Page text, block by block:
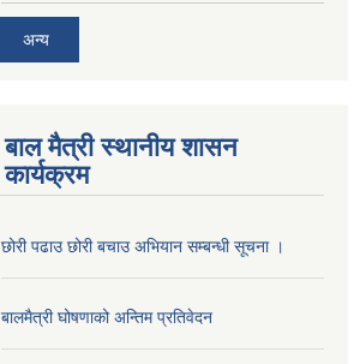
अन्य
बाल मैत्री स्थानीय शासन
कार्यक्रम
छोरी पढाउ छोरी बचाउ अभियान सम्बन्धी सूचना ।
बालमैत्री घोषणाको अन्तिम प्रतिवेदन